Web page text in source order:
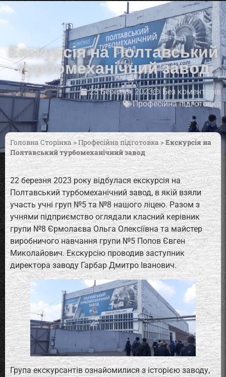
Екскурсія на Полтавський
турбомеханічний завод
23 Березня, 2023
Без коментарів
Професійна підготовка
Головна Сторінка >Професійна підготовка >Екскурсія на
Полтавський турбомеханічний завод
22 березня 2023 року відбулася екскурсія на
Полтавський турбомеханічний завод, в якій взяли
участь учні груп №5 та №8 нашого ліцею. Разом з
учнями підприємство оглядали класний керівник
групи №8 Єрмолаєва Ольга Олексіївна та майстер
виробничого навчання групи №5 Попов Євген
Миколайович. Екскурсію проводив заступник
директора заводу Гарбар Дмитро Іванович.
Група екскурсантів ознайомилися з історією заводу,